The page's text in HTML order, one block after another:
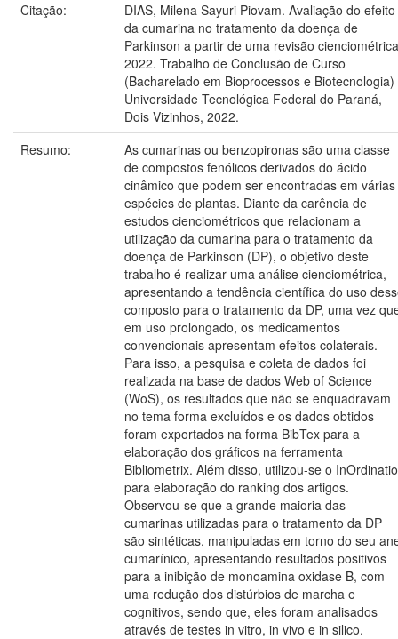
Citação:
DIAS, Milena Sayuri Piovam. Avaliação do efeito
da cumarina no tratamento da doença de
Parkinson a partir de uma revisão
2022. Trabalho de Conclusão de Curso
(Bacharelado em Bioprocessos e Biotecnologia)
Universidade Tecnológica Federal do Paraná,
Dois Vizinhos, 2022.
Resumo:
As cumarinas ou benzopironas são uma classe
de compostos fenólicos derivados do ácido
cinâmico que podem ser encontradas em várias
espécies de plantas. Diante da carência de
estudos cienciométricos que relacionam a
utilização da cumarina para o tratamento da
doença de Parkinson (DP), o objetivo deste
trabalho é realizar uma análise cienciométrica,
apresentando a tendência científica do uso
composto para o tratamento da DP, uma vez
em uso prolongado, os medicamentos
convencionais apresentam efeitos colaterais.
Para isso, a pesquisa e coleta de dados foi
realizada na base de dados Web of Science
(WoS), os resultados que não se enquadravam
no tema forma excluídos e os dados obtidos
foram exportados na forma BibTex para a
elaboração dos gráficos na ferramenta
Bibliometrix. Além disso, utilizou-se o InOrdinatio
para elaboração do ranking dos artigos.
Observou-se que a grande maioria das
cumarinas utilizadas para o tratamento da DP
são sintéticas, manipuladas em torno do seu
cumarínico, apresentando resultados positivos
para a inibição de monoamina oxidase B, com
uma redução dos distúrbios de marcha e
cognitivos, sendo que, eles foram analisados
através de testes in vitro, in vivo e in silico.